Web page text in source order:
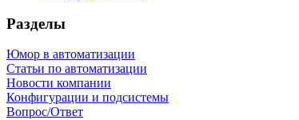
Разделы
Юмор в автоматизации
Статьи по автоматизации
Новости компании
Конфигурации и подсистемы
Вопрос/Ответ